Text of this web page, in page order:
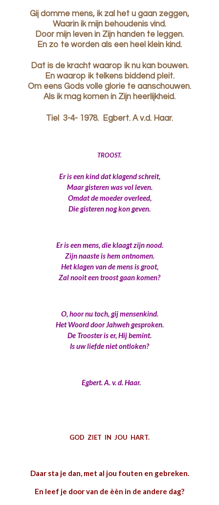
Gij domme mens, ik zal het u gaan zeggen,
Waarin ik mijn behoudenis vind.
Door mijn leven in Zijn handen te leggen.
En zo te worden als een heel klein kind.
Dat is de kracht waarop ik nu kan bouwen.
En waarop ik telkens biddend pleit.
Om eens Gods volle glorie te aanschouwen.
Als ik mag komen in Zijn heerlijkheid.
Tiel 3-4- 1978. Egbert. A v.d. Haar.
TROOST.
Er is een kind dat klagend schreit,
Maar gisteren was vol leven.
Omdat de moeder overleed,
Die gisteren nog kon geven.
Er is een mens, die klaagt zijn nood.
Zijn naaste is hem ontnomen.
Het klagen van de mens is groot,
Zal nooit een troost gaan komen?
O, hoor nu toch, gij mensenkind.
Het Woord door Jahweh gesproken.
De Trooster is er, Hij bemint.
Is uw liefde niet ontloken?
Egbert. A. v. d. Haar.
GOD ZIET IN JOU HART.
Daar sta je dan, met al jou fouten en gebreken.
En leef je door van de èèn in de andere dag?